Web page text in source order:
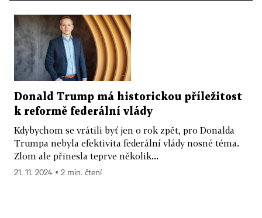
Donald Trump má historickou příležitost
k reformě federální vlády
Kdybychom se vrátili byť jen o rok zpět, pro Donalda
Trumpa nebyla efektivita federální vlády nosné téma.
Zlom ale přinesla teprve několik...
21. 11. 2024 ▪ 2 min. čtení